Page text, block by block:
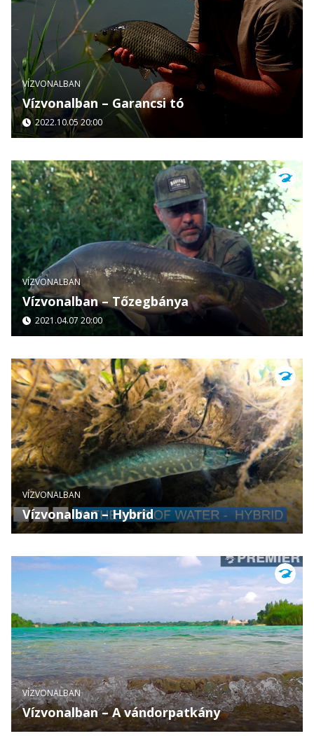
VÍZVONALBAN
Vízvonalban – Garancsi tó
2022.10.05 20:00
VÍZVONALBAN
Vízvonalban – Tőzegbánya
2021.04.07 20:00
VÍZVONALBAN
Vízvonalban – Hybrid
VÍZVONALBAN
Vízvonalban – A vándorpatkány